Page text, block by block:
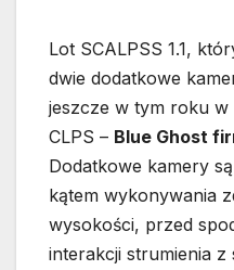
Lot SCALPSS 1.1,
dwie dodatkowe
jeszcze w tym roku
CLPS – Blue Ghost
Dodatkowe kamery
kątem wykonywania
wysokości, przed
interakcji strumienia